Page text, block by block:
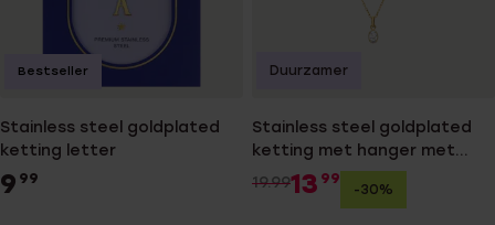
Stainless steel goldplated
ketting letter
9 99
Bestseller
Stainless steel goldplated
ketting met hanger met
zirkonia voor dames
19.9913 99
-30%
Duurzamer